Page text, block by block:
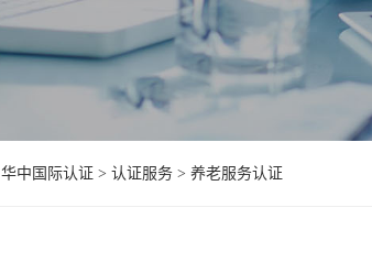
华中国际认证 > 认证服务 > 养老服务认证